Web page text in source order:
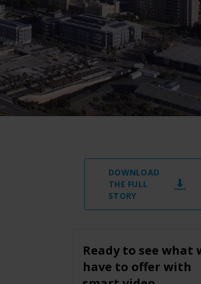
DOWNLOAD
THE FULL
STORY
Ready to see what
have to offer with